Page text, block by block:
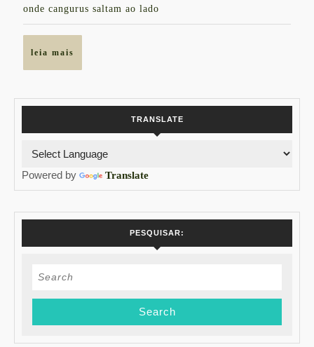
onde cangurus saltam ao lado
leia mais
TRANSLATE
Powered by Translate
PESQUISAR:
Search